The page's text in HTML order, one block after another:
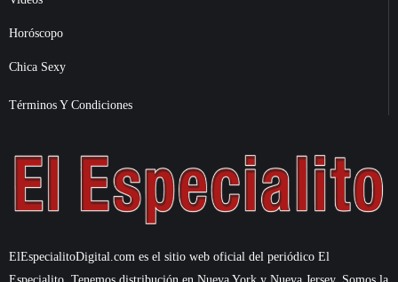
Horóscopo
Chica Sexy
Términos Y Condiciones
ElEspecialitoDigital.com es el sitio web oficial del periódico El